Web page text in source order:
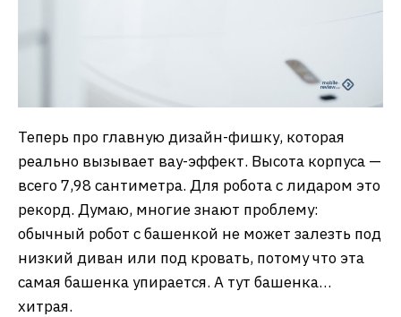
Теперь про главную дизайн-фишку, которая
реально вызывает вау-эффект. Высота корпуса —
всего 7,98 сантиметра. Для робота с лидаром это
рекорд. Думаю, многие знают проблему:
обычный робот с башенкой не может залезть под
низкий диван или под кровать, потому что эта
самая башенка упирается. А тут башенка…
хитрая.